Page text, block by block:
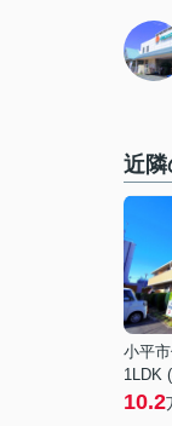
近隣
小平
1LDK
10.2